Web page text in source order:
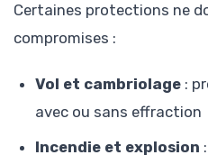
Certaines protections ne
compromises :
Vol et cambriolage :
avec ou sans effraction
Incendie et explosion